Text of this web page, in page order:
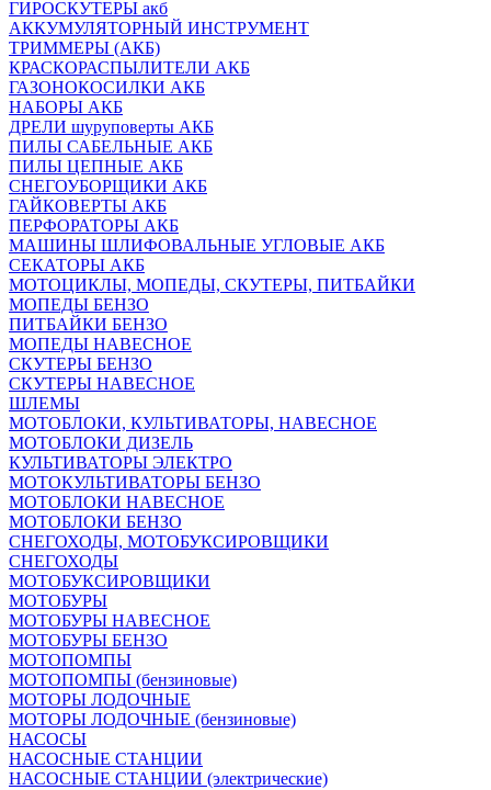
ГИРОСКУТЕРЫ акб
АККУМУЛЯТОРНЫЙ ИНСТРУМЕНТ
ТРИММЕРЫ (АКБ)
КРАСКОРАСПЫЛИТЕЛИ АКБ
ГАЗОНОКОСИЛКИ АКБ
НАБОРЫ АКБ
ДРЕЛИ шуруповерты АКБ
ПИЛЫ САБЕЛЬНЫЕ АКБ
ПИЛЫ ЦЕПНЫЕ АКБ
СНЕГОУБОРЩИКИ АКБ
ГАЙКОВЕРТЫ АКБ
ПЕРФОРАТОРЫ АКБ
МАШИНЫ ШЛИФОВАЛЬНЫЕ УГЛОВЫЕ АКБ
СЕКАТОРЫ АКБ
МОТОЦИКЛЫ, МОПЕДЫ, СКУТЕРЫ, ПИТБАЙКИ
МОПЕДЫ БЕНЗО
ПИТБАЙКИ БЕНЗО
МОПЕДЫ НАВЕСНОЕ
СКУТЕРЫ БЕНЗО
СКУТЕРЫ НАВЕСНОЕ
ШЛЕМЫ
МОТОБЛОКИ, КУЛЬТИВАТОРЫ, НАВЕСНОЕ
МОТОБЛОКИ ДИЗЕЛЬ
КУЛЬТИВАТОРЫ ЭЛЕКТРО
МОТОКУЛЬТИВАТОРЫ БЕНЗО
МОТОБЛОКИ НАВЕСНОЕ
МОТОБЛОКИ БЕНЗО
СНЕГОХОДЫ, МОТОБУКСИРОВЩИКИ
СНЕГОХОДЫ
МОТОБУКСИРОВЩИКИ
МОТОБУРЫ
МОТОБУРЫ НАВЕСНОЕ
МОТОБУРЫ БЕНЗО
МОТОПОМПЫ
МОТОПОМПЫ (бензиновые)
МОТОРЫ ЛОДОЧНЫЕ
МОТОРЫ ЛОДОЧНЫЕ (бензиновые)
НАСОСЫ
НАСОСНЫЕ СТАНЦИИ
НАСОСНЫЕ СТАНЦИИ (электрические)